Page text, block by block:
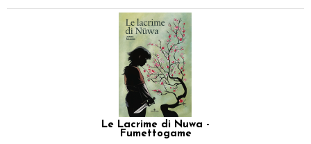
Le Lacrime di Nuwa -
Fumettogame